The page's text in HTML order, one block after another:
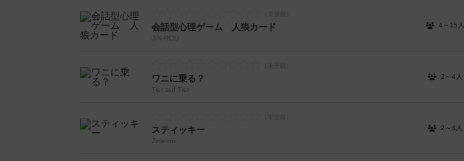
会話型心理ゲーム 人狼カード
JIN-ROU
4～15人
ワニに乗る？
Tier auf Tier
2～4人
スティッキー
Zitternix
2～4人